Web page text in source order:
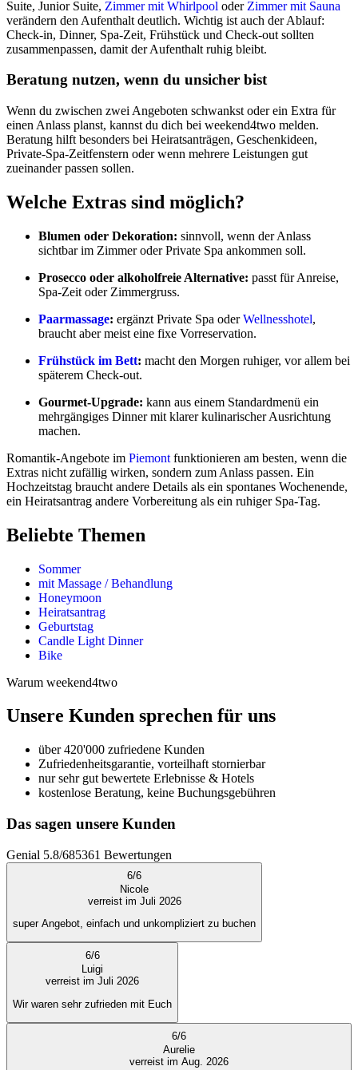
Suite, Junior Suite, Zimmer mit Whirlpool oder Zimmer mit Sauna
verändern den Aufenthalt deutlich. Wichtig ist auch der Ablauf:
Check-in, Dinner, Spa-Zeit, Frühstück und Check-out sollten
zusammenpassen, damit der Aufenthalt ruhig bleibt.
Beratung nutzen, wenn du unsicher bist
Wenn du zwischen zwei Angeboten schwankst oder ein Extra für
einen Anlass planst, kannst du dich bei weekend4two melden.
Beratung hilft besonders bei Heiratsanträgen, Geschenkideen,
Private-Spa-Zeitfenstern oder wenn mehrere Leistungen gut
zueinander passen sollen.
Welche Extras sind möglich?
Blumen oder Dekoration: sinnvoll, wenn der Anlass
sichtbar im Zimmer oder Private Spa ankommen soll.
Prosecco oder alkoholfreie Alternative: passt für Anreise,
Spa-Zeit oder Zimmergruss.
Paarmassage: ergänzt Private Spa oderWellnesshotel,
braucht aber meist eine fixe Vorreservation.
Frühstück im Bett: macht den Morgen ruhiger, vor allem bei
späterem Check-out.
Gourmet-Upgrade: kann aus einem Standardmenü ein
mehrgängiges Dinner mit klarer kulinarischer Ausrichtung
machen.
Romantik-Angebote im Piemont funktionieren am besten, wenn die
Extras nicht zufällig wirken, sondern zum Anlass passen. Ein
Hochzeitstag braucht andere Details als ein spontanes Wochenende,
ein Heiratsantrag andere Vorbereitung als ein ruhiger Spa-Tag.
Beliebte Themen
Sommer
mit Massage / Behandlung
Honeymoon
Heiratsantrag
Geburtstag
Candle Light Dinner
Bike
Warum weekend4two
Unsere Kunden sprechen für uns
über 420'000 zufriedene Kunden
Zufriedenheitsgarantie, vorteilhaft stornierbar
nur sehr gut bewertete Erlebnisse & Hotels
kostenlose Beratung, keine Buchungsgebühren
Das sagen unsere Kunden
Genial 5.8/685361 Bewertungen
6/6
Nicole
verreist im Juli 2026
super Angebot, einfach und unkompliziert zu buchen
6/6
Luigi
verreist im Juli 2026
Wir waren sehr zufrieden mit Euch
6/6
Aurelie
verreist im Aug. 2026